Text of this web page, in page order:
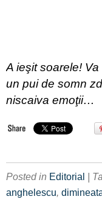
A ieşit soarele!
un pui de somn
niscaiva emoţii…
Posted in Editorial |
anghelescu,